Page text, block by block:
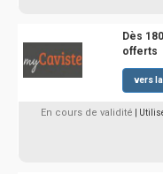
Dès
offerts
vers
En cours de validité |